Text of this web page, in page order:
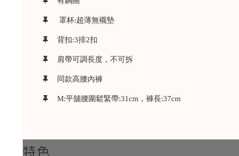
罩杯:超薄無襯墊
背扣:3排2扣
肩帶可調長度，不可拆
同款高腰內褲
M:平舖腰圍鬆緊帶:31cm，褲長:37cm
特色